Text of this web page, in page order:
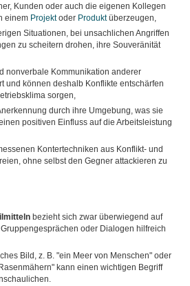
Kunden oder auch die eigenen Kollegen
einem Projektoder Produktüberzeugen,
Situationen, bei unsachlichen Angriffen
zu scheitern drohen, ihre Souveränität
nonverbale Kommunikation anderer
und können deshalb Konflikte entschärfen
sorgen,
durch ihre Umgebung, was sie
positiven Einfluss auf die Arbeitsleistung
Kontertechniken aus Konflikt- und
ohne selbst den Gegner attackieren zu
bezieht sich zwar überwiegend auf
oder Dialogen hilfreich
Bild, z. B. "ein Meer von Menschen" oder
kann einen wichtigen Begriff